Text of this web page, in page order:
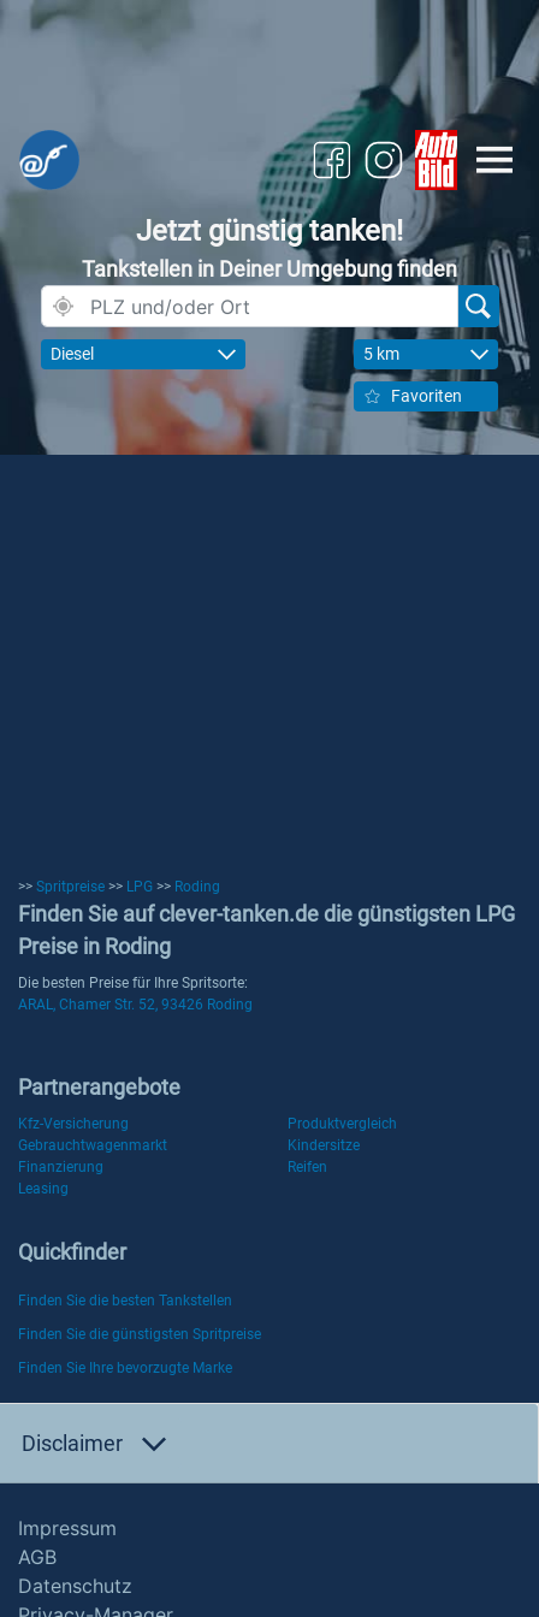
Jetzt günstig tanken!
Tankstellen in Deiner Umgebung finden
Diesel 5 km
Favoriten
>> Spritpreise >> LPG >> Roding
Finden Sie auf clever-tanken.de die günstigsten LPG
Preise in Roding
Die besten Preise für Ihre Spritsorte:
ARAL, Chamer Str. 52, 93426 Roding
Partnerangebote
Kfz-Versicherung
Produktvergleich
Gebrauchtwagenmarkt
Kindersitze
Finanzierung
Reifen
Leasing
Quickfinder
Finden Sie die besten Tankstellen
Finden Sie die günstigsten Spritpreise
Finden Sie Ihre bevorzugte Marke
Disclaimer
Impressum
AGB
Datenschutz